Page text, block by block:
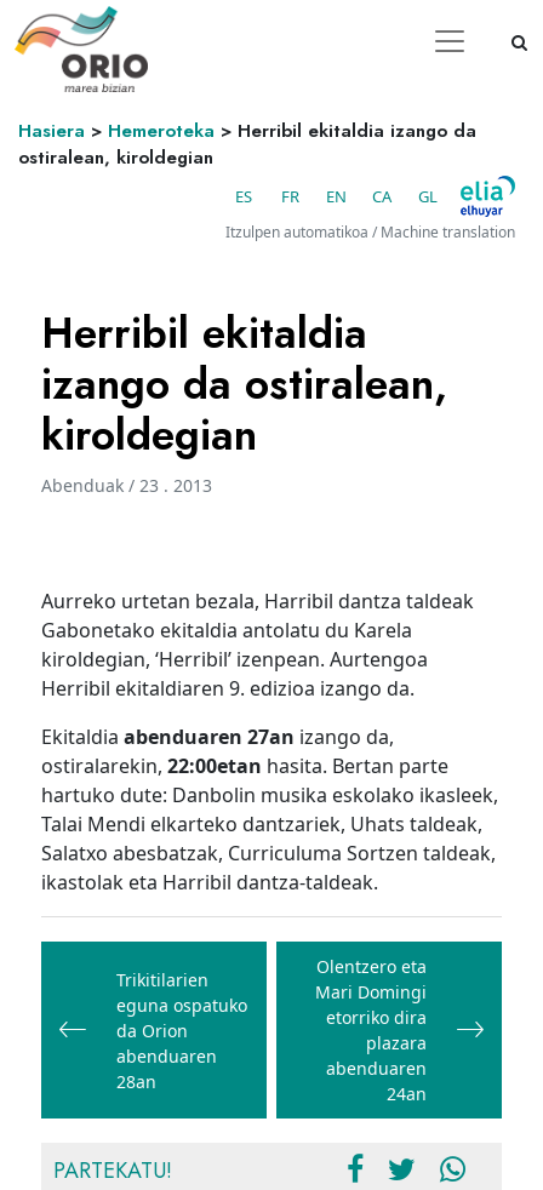
Hasiera > Hemeroteka > Herribil ekitaldia izango da
ostiralean, kiroldegian
ES FR EN CA GL
Itzulpen automatikoa / Machine translation
Herribil ekitaldia
izango da ostiralean,
kiroldegian
Abenduak / 23 . 2013
Aurreko urtetan bezala, Harribil dantza taldeak
Gabonetako ekitaldia antolatu du Karela
kiroldegian, ‘Herribil’ izenpean. Aurtengoa
Herribil ekitaldiaren 9. edizioa izango da.
Ekitaldiaabenduaren 27an izango da,
ostiralarekin, 22:00etan hasita. Bertan parte
hartuko dute: Danbolin musika eskolako ikasleek,
Talai Mendi elkarteko dantzariek, Uhats taldeak,
Salatxo abesbatzak, Curriculuma Sortzen taldeak,
ikastolak eta Harribil dantza-taldeak.
Bidalketetan
zehar
nabigatu
Trikitilarien
eguna ospatuko
da Orion
abenduaren
28an
Olentzero eta
Mari Domingi
etorriko dira
plazara
abenduaren
24an
PARTEKATU!